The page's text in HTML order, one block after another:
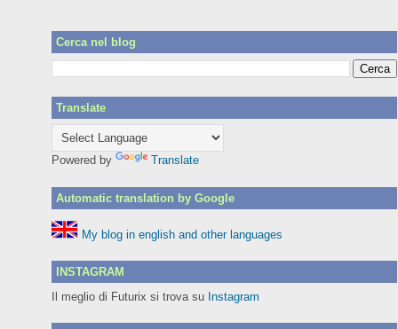
Cerca nel blog
Translate
Powered by Translate
Automatic translation by Google
My blog in english and other languages
INSTAGRAM
Il meglio di Futurix si trova su Instagram